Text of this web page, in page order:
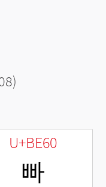
U+BE60
빠